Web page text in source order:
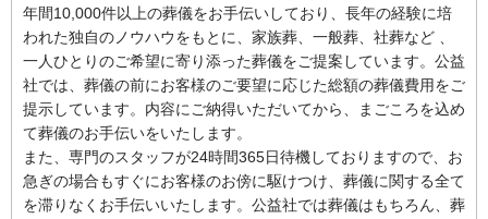
年間10,000件以上の葬儀をお手伝いしており、長年の経験に培
われた独自のノウハウをもとに、家族葬、一般葬、社葬など 、
一人ひとりのご希望に寄り添った葬儀をご提案しています。公益
社では、葬儀の前にお客様のご要望に応じた総額の葬儀費用をご
提示しています。内容にご納得いただいてから、まごころを込め
て葬儀のお手伝いをいたします。
また、専門のスタッフが24時間365日待機しておりますので、お
急ぎの場合もすぐにお客様のお傍に駆けつけ、葬儀に関する全て
を滞りなくお手伝いいたします。公益社では葬儀はもちろん、葬